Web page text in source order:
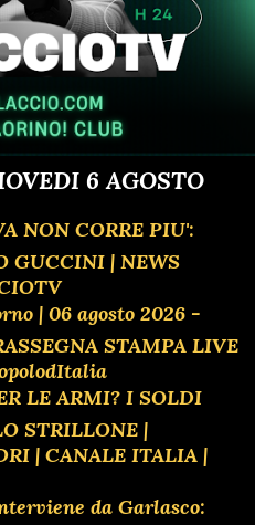
6 AGOSTO
NON CORRE PIU':
GUCCINI | NEWS
| 06 agosto 2026 -
STAMPA LIVE
LE ARMI? I SOLDI
STRILLONE |
| CANALE ITALIA |
da Garlasco: